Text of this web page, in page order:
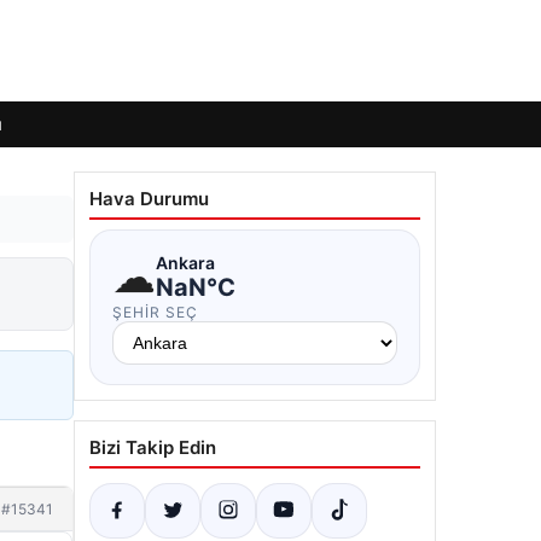
#15341
Hava Durumu
☁Ankara
NaN°C
ŞEHIR SEÇ
Bizi Takip Edin